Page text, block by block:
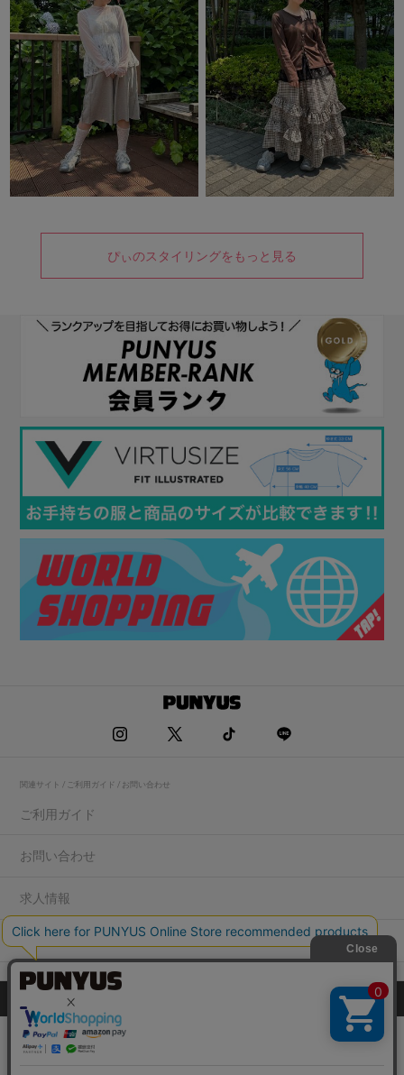
ぴぃのスタイリングをもっと見る
関連サイト / ご利用ガイド / お問い合わせ
ご利用ガイド
お問い合わせ
求人情報
店舗一覧
プライバシーポリシー